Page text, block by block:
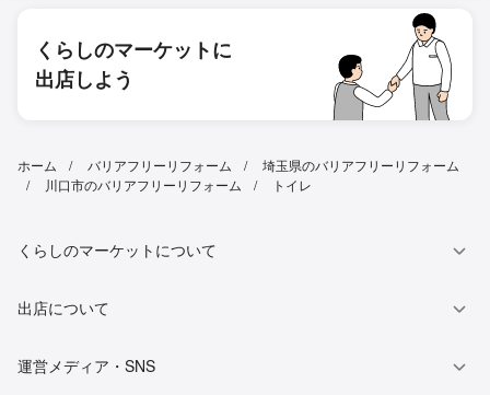
くらしのマーケットに
出店しよう
ホーム バリアフリーリフォーム
埼玉県のバリアフリーリフォーム
川口市のバリアフリーリフォーム
トイレ
くらしのマーケットについて
出店について
運営メディア・SNS